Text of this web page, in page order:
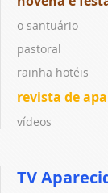
o santuário
pastoral
rainha hotéis
revista de
vídeos
TV